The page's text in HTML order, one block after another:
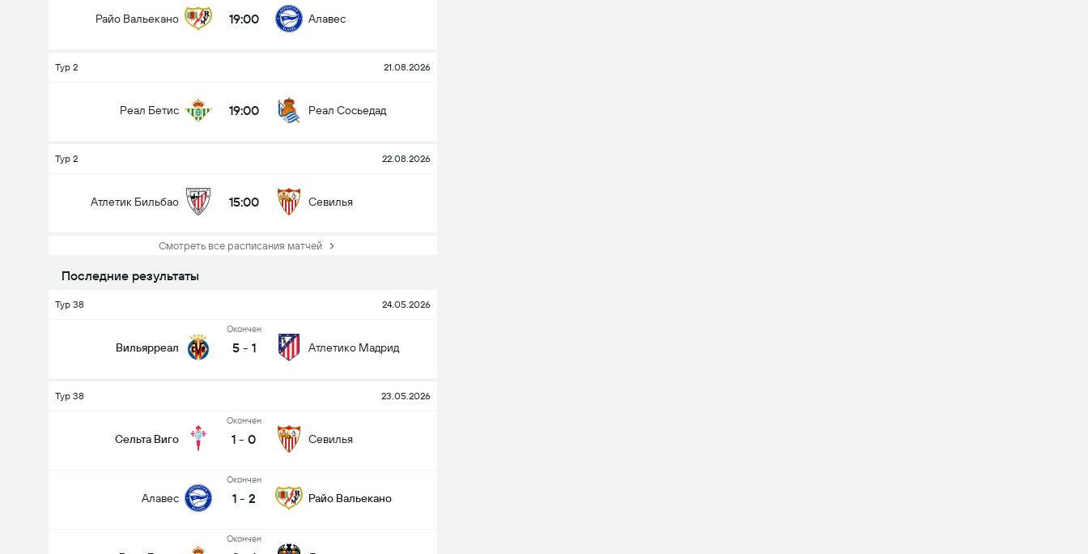
Райо Вальекано 19:00 Алавес
Тур 2 21.08.2026
Реал Бетис 19:00 Реал Сосьедад
Тур 2 22.08.2026
Атлетик Бильбао 15:00 Севилья
Смотреть все расписания матчей
Последние результаты
Тур 38 24.05.2026
Вильярреал
Oкончен
5 - 1 Атлетико Мадрид
Тур 38 23.05.2026
Сельта Виго
Oкончен
1 - 0 Севилья
Алавес
Oкончен
1 - 2 Райо Вальекано
Oкончен